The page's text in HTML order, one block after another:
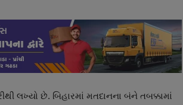
લખ્યો છે. બિહારમાં મતદાનના બંને તબક્કામાં